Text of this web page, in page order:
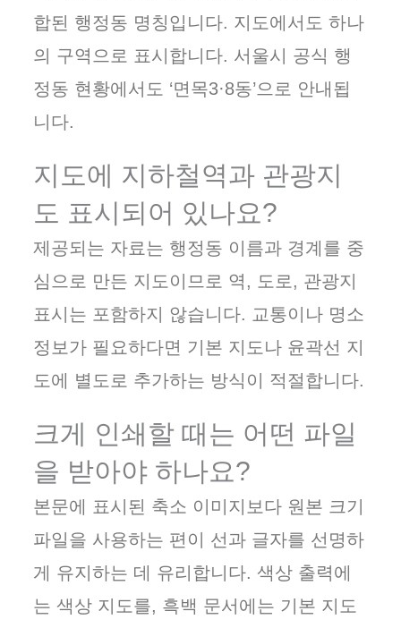
합된 행정동 명칭입니다. 지도에서도 하나
의 구역으로 표시합니다. 서울시 공식 행
정동 현황에서도 ‘면목3·8동’으로 안내됩
니다.
지도에 지하철역과 관광지
도 표시되어 있나요?
제공되는 자료는 행정동 이름과 경계를 중
심으로 만든 지도이므로 역, 도로, 관광지
표시는 포함하지 않습니다. 교통이나 명소
정보가 필요하다면 기본 지도나 윤곽선 지
도에 별도로 추가하는 방식이 적절합니다.
크게 인쇄할 때는 어떤 파일
을 받아야 하나요?
본문에 표시된 축소 이미지보다 원본 크기
파일을 사용하는 편이 선과 글자를 선명하
게 유지하는 데 유리합니다. 색상 출력에
는 색상 지도를, 흑백 문서에는 기본 지도